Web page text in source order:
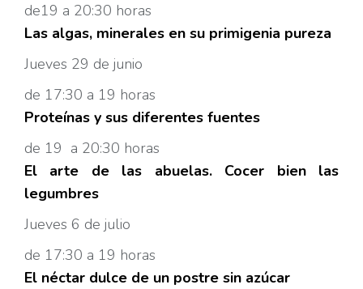
de19 a 20:30 horas
Las algas, minerales en su primigenia pureza
Jueves 29 de junio
de 17:30 a 19 horas
Proteínas y sus diferentes fuentes
de 19 a 20:30 horas
El arte de las abuelas. Cocer bien las
legumbres
Jueves 6 de julio
de 17:30 a 19 horas
El néctar dulce de un postre sin azúcar